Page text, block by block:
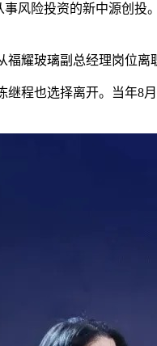
事风险投资的新中源创
福耀玻璃副总经理岗位离
继程也选择离开。当年8